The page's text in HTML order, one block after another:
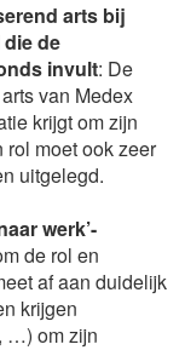
arts bij
de
invult: De
van Medex
krijgt om zijn
rol moet ook zeer
uitgelegd.
werk’-
de rol en
af aan duidelijk
krijgen
…) om zijn